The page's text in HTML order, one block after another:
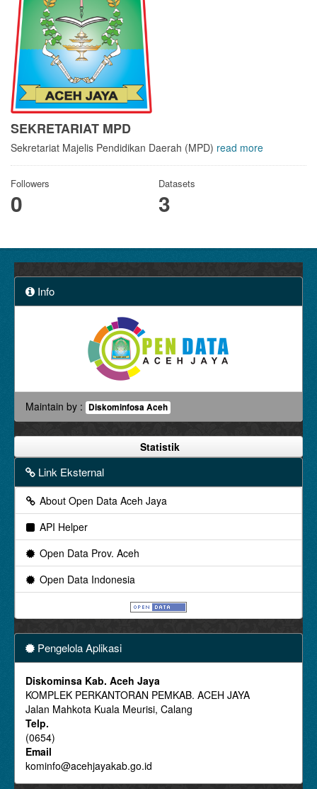
SEKRETARIAT MPD
Sekretariat Majelis Pendidikan Daerah (MPD) read more
Followers
0
Datasets
3
Info
Maintain by : Diskominfosa Aceh
Statistik
Link Eksternal
About Open Data Aceh Jaya
API Helper
Open Data Prov. Aceh
Open Data Indonesia
Pengelola Aplikasi
Diskominsa Kab. Aceh Jaya
KOMPLEK PERKANTORAN PEMKAB. ACEH JAYA
Jalan Mahkota Kuala Meurisi, Calang
Telp.
(0654)
Email
kominfo@acehjayakab.go.id